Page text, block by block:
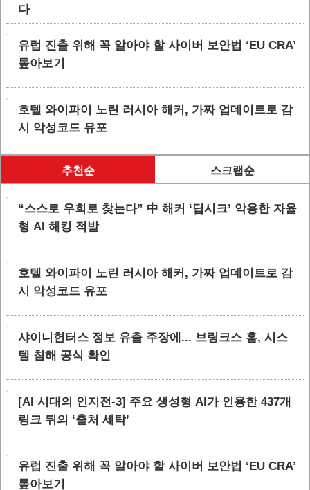
다
유럽 진출 위해 꼭 알아야 할 사이버 보안법 ‘EU CRA’
톺아보기
호텔 와이파이 노린 러시아 해커, 가짜 업데이트로 감
시 악성코드 유포
추천순 스크랩순
“스스로 우회로 찾는다” 中 해커 ‘딥시크’ 악용한 자율
형 AI 해킹 적발
호텔 와이파이 노린 러시아 해커, 가짜 업데이트로 감
시 악성코드 유포
샤이니헌터스 정보 유출 주장에... 브링크스 홈, 시스
템 침해 공식 확인
[AI 시대의 인지전-3] 주요 생성형 AI가 인용한 437개
링크 뒤의 ‘출처 세탁’
유럽 진출 위해 꼭 알아야 할 사이버 보안법 ‘EU CRA’
톺아보기